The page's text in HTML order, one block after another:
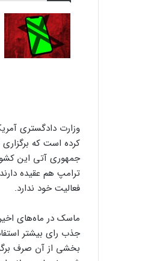
کرده است که
جمهوری آتی این
ترامپ هم عقیده
فعالیت خود ندارد.
ماسک در ماه‌های
بخشی از آن صرف